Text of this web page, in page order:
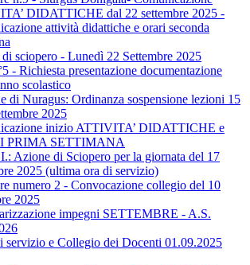
DIDATTICHE dal 22 settembre 2025 -
attività didattiche e orari seconda
sciopero - Lunedì 22 Settembre 2025
- Richiesta presentazione documentazione
scolastico
di Nuragus: Ordinanza sospensione lezioni 15
2025
inizio ATTIVITA’ DIDATTICHE e
PRIMA SETTIMANA
Azione di Sciopero per la giornata del 17
2025 (ultima ora di servizio)
numero 2 - Convocazione collegio del 10
2025
impegni SETTEMBRE - A.S.
servizio e Collegio dei Docenti 01.09.2025